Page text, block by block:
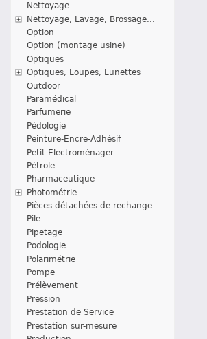
Nettoyage
Nettoyage, Lavage, Brossage...
Option
Option (montage usine)
Optiques
Optiques, Loupes, Lunettes
Outdoor
Paramédical
Parfumerie
Pédologie
Peinture-Encre-Adhésif
Petit Electroménager
Pétrole
Pharmaceutique
Photométrie
Pièces détachées de rechange
Pile
Pipetage
Podologie
Polarimétrie
Pompe
Prélèvement
Pression
Prestation de Service
Prestation sur-mesure